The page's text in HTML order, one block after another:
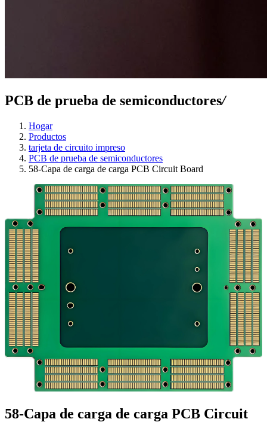
PCB de prueba de semiconductores/
Hogar
Productos
tarjeta de circuito impreso
PCB de prueba de semiconductores
58-Capa de carga de carga PCB Circuit Board
58-Capa de carga de carga PCB Circuit